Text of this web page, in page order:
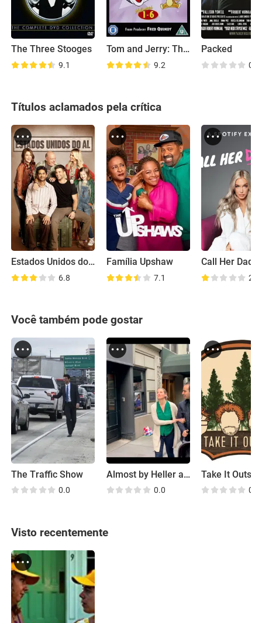
The Three Stooges
9.1
Tom and Jerry: The Classic Collection
9.2
Packed
0.0
Títulos aclamados pela crítica
Estados Unidos do Al
6.8
Família Upshaw
7.1
Call Her
2.9
Você também pode gostar
The Traffic Show
0.0
Almost by Heller and Stone
0.0
Take It
0.0
Visto recentemente